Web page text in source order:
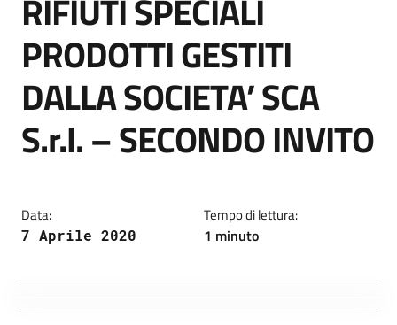
RIFIUTI SPECIALI
PRODOTTI GESTITI
DALLA SOCIETA’ SCA
S.r.l. – SECONDO INVITO
Data:
7 Aprile 2020
Tempo di lettura:
1 minuto